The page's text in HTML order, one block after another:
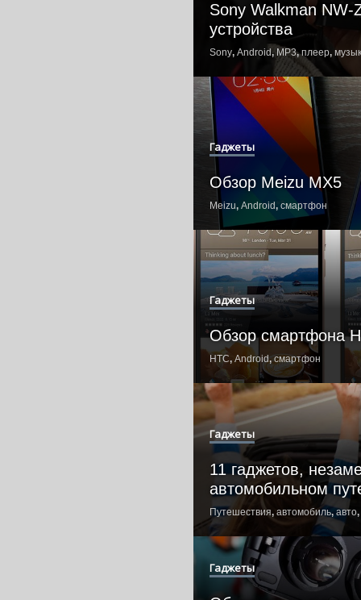
Sony Walkman NW-
устройства
Sony, Android, MP3,плеер,
Гаджеты
Обзор Meizu MX5
Meizu, Android, смартфон
Гаджеты
Обзор смартфона
HTC, Android, смартфон
Гаджеты
11 гаджетов,
автомобильном
Путешествия, автомобиль, авто,
Гаджеты